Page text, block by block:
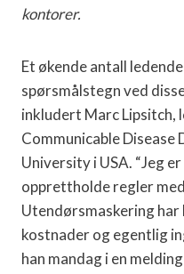
kontorer.
Et økende antall
spørsmålstegn ved
inkludert Marc
Communicable Disease
University i USA. “Jeg
opprettholde regler
Utendørsmaskering
kostnader og egentlig
han mandag i en